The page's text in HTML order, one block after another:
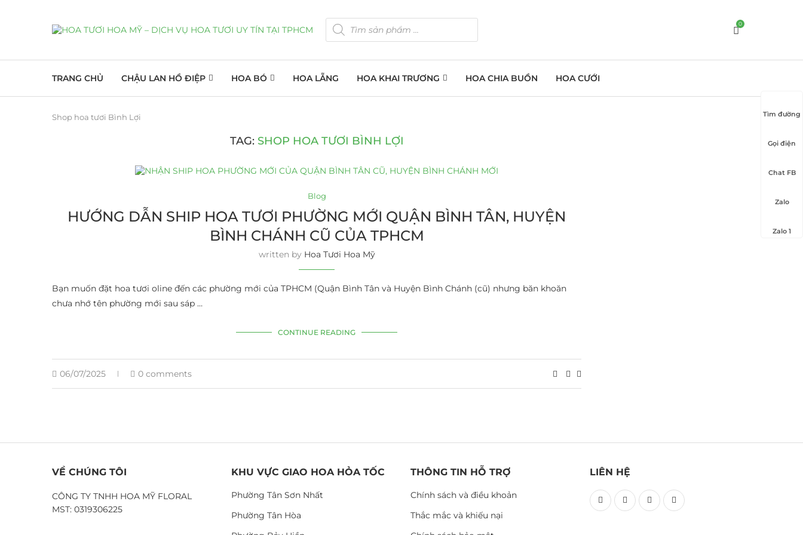
0
TRANG CHỦ CHẬU LAN HỒ ĐIỆP HOA BÓ HOA LẴNG HOA KHAI TRƯƠNG HOA CHIA BUỒN HOA CƯỚI
Shop hoa tươi Bình Lợi
TAG: SHOP HOA TƯƠI BÌNH LỢI
Blog
HƯỚNG DẪN SHIP HOA TƯƠI PHƯỜNG MỚI QUẬN BÌNH TÂN, HUYỆN
BÌNH CHÁNH CŨ CỦA TPHCM
written by Hoa Tươi Hoa Mỹ
Bạn muốn đặt hoa tươi oline đến các phường mới của TPHCM (Quận Bình Tân và Huyện Bình Chánh (cũ) nhưng băn khoăn
chưa nhớ tên phường mới sau sáp …
CONTINUE READING
06/07/2025 0 comments
VỀ CHÚNG TÔI
CÔNG TY TNHH HOA MỸ FLORAL
MST: 0319306225
KHU VỰC GIAO HOA HỎA TỐC
Phường Tân Sơn Nhất
Phường Tân Hòa
THÔNG TIN HỖ TRỢ
Chính sách và điều khoản
Thắc mắc và khiếu nại
LIÊN HỆ
Tìm đường
Gọi điện
Chat FB
Zalo
Zalo 1